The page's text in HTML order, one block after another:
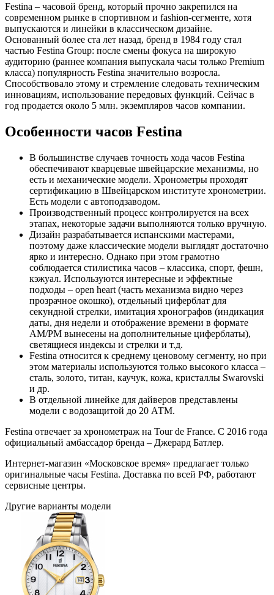
Festina – часовой бренд, который прочно закрепился на
современном рынке в спортивном и fashion-сегменте, хотя
выпускаются и линейки в классическом дизайне.
Основанный более ста лет назад, бренд в 1984 году стал
частью Festina Group: после смены фокуса на широкую
аудиторию (раннее компания выпускала часы только Premium
класса) популярность Festina значительно возросла.
Способствовало этому и стремление следовать техническим
инновациям, использование передовых функций. Сейчас в
год продается около 5 млн. экземпляров часов компании.
Особенности часов Festina
В большинстве случаев точность хода часов Festina
обеспечивают кварцевые швейцарские механизмы, но
есть и механические модели. Хронометры проходят
сертификацию в Швейцарском институте хронометрии.
Есть модели с автоподзаводом.
Производственный процесс контролируется на всех
этапах, некоторые задачи выполняются только вручную.
Дизайн разрабатывается испанскими мастерами,
поэтому даже классические модели выглядят достаточно
ярко и интересно. Однако при этом грамотно
соблюдается стилистика часов – классика, спорт, фешн,
кэжуал. Используются интересные и эффектные
подходы – open heart (часть механизма видно через
прозрачное окошко), отдельный циферблат для
секундной стрелки, имитация хронографов (индикация
даты, дня недели и отображение времени в формате
AM/PM вынесены на дополнительные циферблаты),
светящиеся индексы и стрелки и т.д.
Festina относится к среднему ценовому сегменту, но при
этом материалы используются только высокого класса –
сталь, золото, титан, каучук, кожа, кристаллы Swarovski
и др.
В отдельной линейке для дайверов представлены
модели с водозащитой до 20 АТМ.
Festina отвечает за хронометраж на Tour de France. С 2016 года
официальный амбассадор бренда – Джерард Батлер.
Интернет-магазин «Московское время» предлагает только
оригинальные часы Festina. Доставка по всей РФ, работают
сервисные центры.
Другие варианты модели